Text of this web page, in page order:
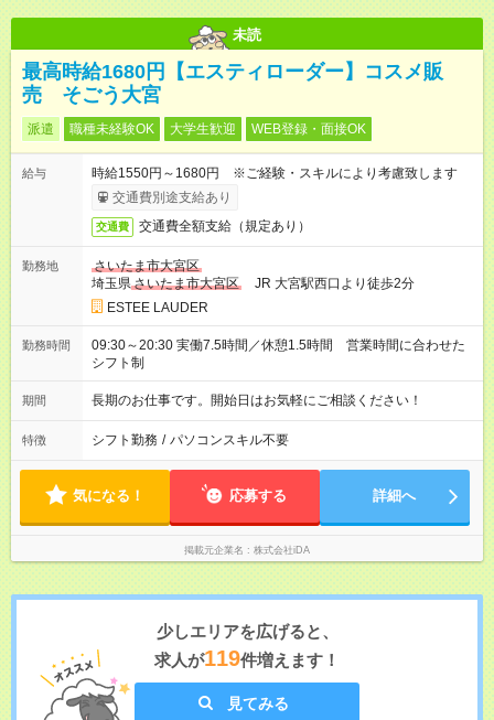
未読
最高時給1680円【エスティローダー】コスメ販
売 そごう大宮
派遣 職種未経験OK 大学生歓迎 WEB登録・面接OK
給与
時給1550円～1680円 ※ご経験・スキルにより考慮致します
交通費別途支給あり
交通費 交通費全額支給（規定あり）
勤務地
さいたま市大宮区
埼玉県さいたま市大宮区
JR 大宮駅西口より徒歩2分
ESTEE LAUDER
勤務時間
09:30～20:30 実働7.5時間／休憩1.5時間 営業時間に合わせた
シフト制
期間 長期のお仕事です。開始日はお気軽にご相談ください！
特徴 シフト勤務 / パソコンスキル不要
気になる！ 応募する 詳細へ
掲載元企業名 株式会社iDA
少しエリアを広げると、
求人が119件増えます！
見てみる